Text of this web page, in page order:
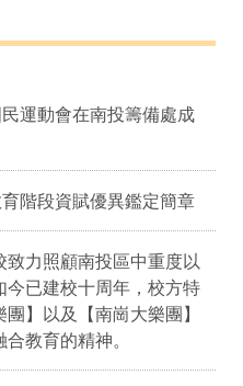
運動會在南投籌備處成
階段資賦優異鑑定簡章
力照顧南投區中重度以
已建校十周年，校方特
】以及【南崗大樂團】
教育的精神。